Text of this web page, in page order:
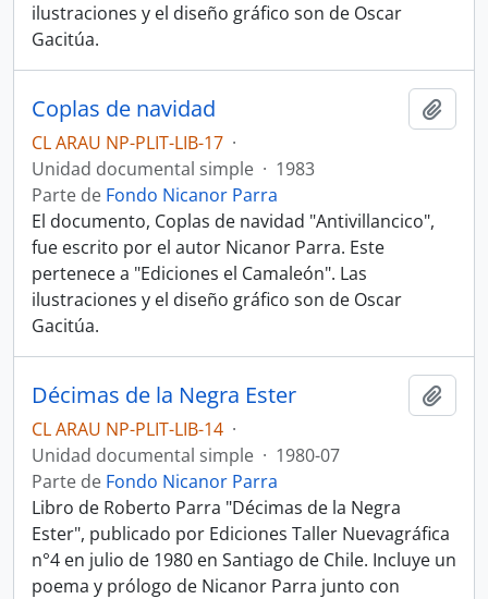
ilustraciones y el diseño gráfico son de Oscar
Gacitúa.
Coplas de navidad
CL ARAU NP-PLIT-LIB-17 ·
Unidad documental simple · 1983
Parte de Fondo Nicanor Parra
El documento, Coplas de navidad "Antivillancico",
fue escrito por el autor Nicanor Parra. Este
pertenece a "Ediciones el Camaleón". Las
ilustraciones y el diseño gráfico son de Oscar
Gacitúa.
Décimas de la Negra Ester
CL ARAU NP-PLIT-LIB-14 ·
Unidad documental simple · 1980-07
Parte de Fondo Nicanor Parra
Libro de Roberto Parra "Décimas de la Negra
Ester", publicado por Ediciones Taller Nuevagráfica
n°4 en julio de 1980 en Santiago de Chile. Incluye un
poema y prólogo de Nicanor Parra junto con